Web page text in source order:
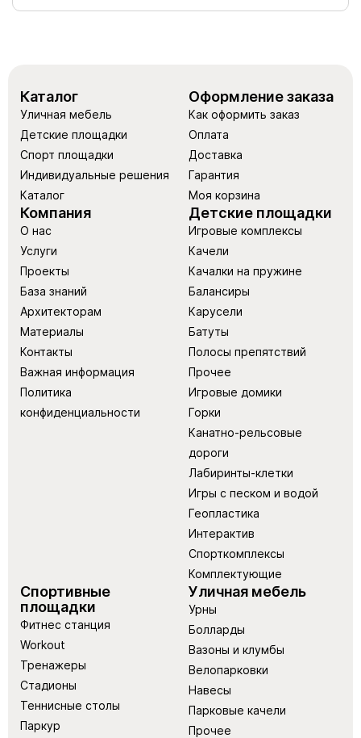
Каталог
Уличная мебель
Детские площадки
Спорт площадки
Индивидуальные решения
Каталог
Оформление заказа
Как оформить заказ
Оплата
Доставка
Гарантия
Моя корзина
Компания
О нас
Услуги
Проекты
База знаний
Архитекторам
Материалы
Контакты
Важная информация
Политика
конфиденциальности
Детские площадки
Игровые комплексы
Качели
Качалки на пружине
Балансиры
Карусели
Батуты
Полосы препятствий
Прочее
Игровые домики
Горки
Канатно-рельсовые
дороги
Лабиринты-клетки
Игры с песком и водой
Геопластика
Интерактив
Спорткомплексы
Комплектующие
Спортивные
площадки
Фитнес станция
Workout
Тренажеры
Стадионы
Теннисные столы
Паркур
Уличная мебель
Урны
Болларды
Вазоны и клумбы
Велопарковки
Навесы
Парковые качели
Прочее